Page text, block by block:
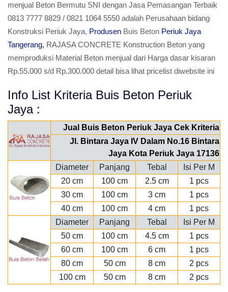
menjual Beton Bermutu SNI dengan Jasa Pemasangan Terbaik
0813 7777 8829 / 0821 1064 5550 adalah Perusahaan bidang
Konstruksi Periuk Jaya, Produsen Buis Beton Periuk Jaya
Tangerang, RAJASA CONCRETE Konstruction Beton yang
memproduksi Material Beton menjual dari Harga dasar kisaran
Rp.55.000 s/d Rp.300.000 detail bisa lihat pricelist diwebsite ini
Info List Kriteria Buis Beton Periuk
Jaya :
Jual Buis Beton Periuk Jaya Cek Kriteria
Jl. Bintara Jaya IV Dalam No.16 Bintara
Jaya Kota Periuk Jaya 17136
Diameter
Panjang Tebal
Isi Per M
20 cm
100 cm 2.5 cm
1 pcs
30 cm
100 cm 3 cm
1 pcs
40 cm
100 cm 4 cm
1 pcs
Diameter
Panjang Tebal
Isi Per M
50 cm
100 cm 4.5 cm
1 pcs
60 cm
100 cm 6 cm
1 pcs
80 cm
50 cm 8 cm
2 pcs
100 cm
50 cm 8 cm 2 pcs